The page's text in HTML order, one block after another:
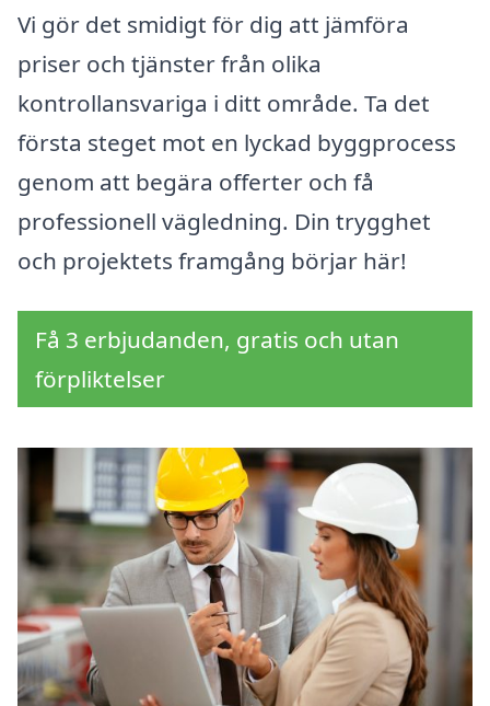
Vi gör det smidigt för dig att jämföra
priser och tjänster från olika
kontrollansvariga i ditt område. Ta det
första steget mot en lyckad byggprocess
genom att begära offerter och få
professionell vägledning. Din trygghet
och projektets framgång börjar här!
Få 3 erbjudanden, gratis och utan
förpliktelser